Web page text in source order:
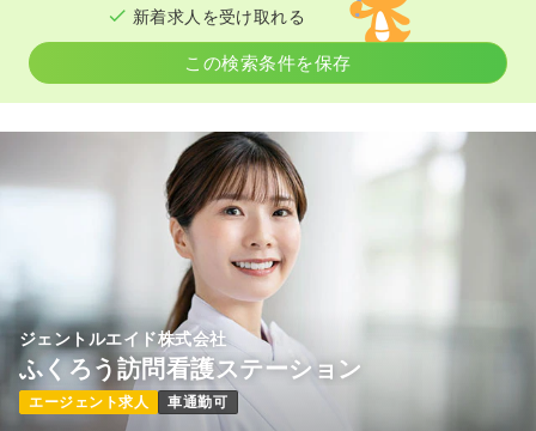
新着求人を受け取れる
この検索条件を保存
ジェントルエイド株式会社
ふくろう訪問看護ステーション
エージェント求人 車通勤可